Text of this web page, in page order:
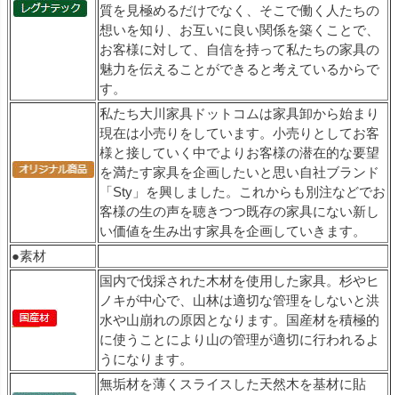
質を見極めるだけでなく、そこで働く人たちの
想いを知り、お互いに良い関係を築くことで、
お客様に対して、自信を持って私たちの家具の
魅力を伝えることができると考えているからで
す。
私たち大川家具ドットコムは家具卸から始まり
現在は小売りをしています。小売りとしてお客
様と接していく中でよりお客様の潜在的な要望
を満たす家具を企画したいと思い自社ブランド
「Sty」を興しました。これからも別注などでお
客様の生の声を聴きつつ既存の家具にない新し
い価値を生み出す家具を企画していきます。
●素材
国内で伐採された木材を使用した家具。杉やヒ
ノキが中心で、山林は適切な管理をしないと洪
水や山崩れの原因となります。国産材を積極的
に使うことにより山の管理が適切に行われるよ
うになります。
無垢材を薄くスライスした天然木を基材に貼